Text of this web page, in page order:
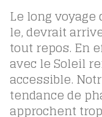
Le long
le, devrait
tout repos. En
avec le Soleil
accessible.
tendance de
approchent